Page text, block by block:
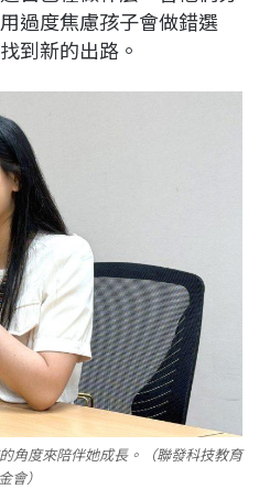
過度焦慮孩子會做錯選
到新的出路。
角度來陪伴她成長。（聯發科技教育
會）